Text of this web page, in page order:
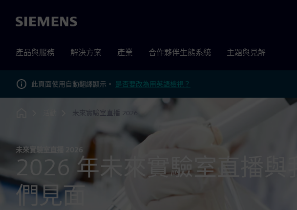
Siemens
產品與服務 解決方案 產業 合作夥伴生態系統 主題與見解
此頁面使用自動翻譯顯示。 是否要改為用英語檢視？
未來實驗室直播 2026
未來實驗室直播 2026
2026 年未來實驗室直播與我
們見面